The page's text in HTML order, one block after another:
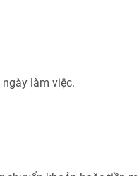
làm việc.